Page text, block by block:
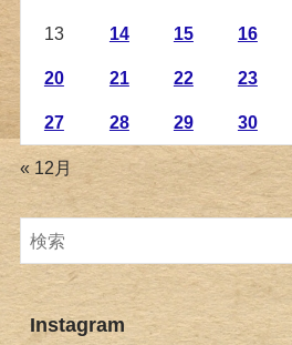
13 14 15 16
20 21 22 23
27 28 29 30
« 12月
Instagram